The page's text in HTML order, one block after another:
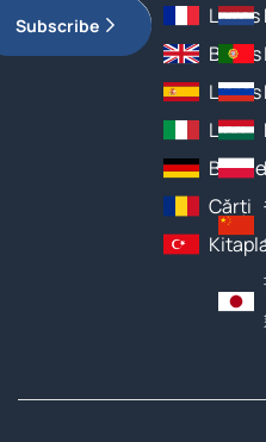
Subscribe
Livres
Books
Libros
Libri
Cărți